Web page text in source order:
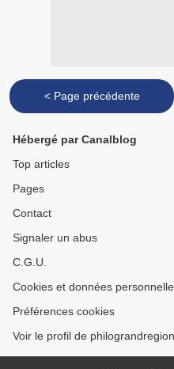
< Page précédente
Hébergé par Canalblog
Top articles
Pages
Contact
Signaler un abus
C.G.U.
Cookies et données
Préférences cookies
Voir le profil de